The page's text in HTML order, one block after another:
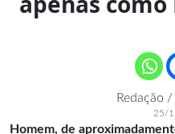
Redação
25/
Homem, de